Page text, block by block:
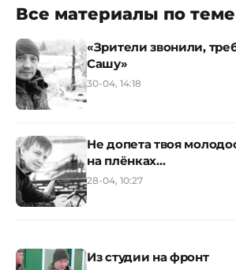
Все материалы по теме
«Зрители звонили,
Сашу»
30-04, 14:18
Не допета твоя
на плёнках…
28-04, 10:27
Из студии на фронт